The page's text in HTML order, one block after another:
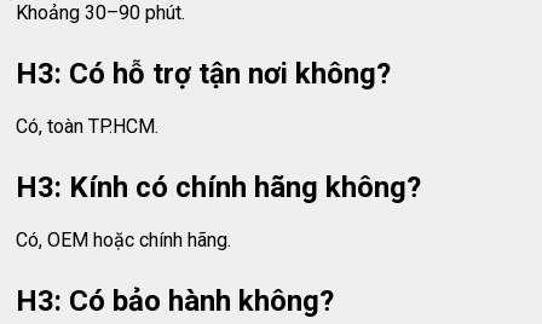
Khoảng 30–90 phút.
H3: Có hỗ trợ tận nơi không?
Có, toàn TP.HCM.
H3: Kính có chính hãng không?
Có, OEM hoặc chính hãng.
H3: Có bảo hành không?